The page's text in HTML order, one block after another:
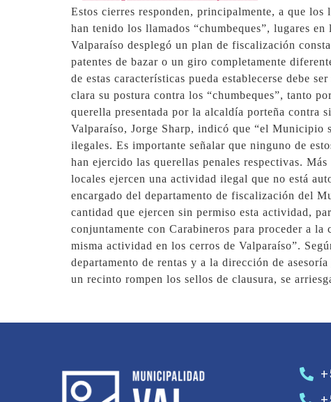
Estos cierres responden, principalmente, a que
han tenido los llamados “chumbeques”, lugares
Valparaíso desplegó un plan de fiscalización
patentes de bazar o un giro completamente
de estas características pueda establecerse debe
clara su postura contra los “chumbeques”, tanto
querella presentada por la alcaldía porteña contra
Valparaíso, Jorge Sharp, indicó que “el Municipio
ilegales. Es importante señalar que ninguno de
han ejercido las querellas penales respectivas.
locales ejercen una actividad ilegal que no está
encargado del departamento de fiscalización del
cantidad que ejercen sin permiso esta actividad,
conjuntamente con Carabineros para proceder a
misma actividad en los cerros de Valparaíso”.
departamento de rentas y a la dirección de
un recinto rompen los sellos de clausura, se